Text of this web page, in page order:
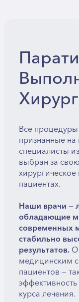
Все
признанные
специалисты
выбран за
пациентах.
Наши врачи —
обладающие
современных
стабильно
результатов.
медицинским
пациентов —
курса лечения.